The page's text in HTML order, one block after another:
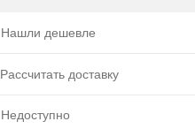
Нашли дешевле
Рассчитать доставку
Недоступно